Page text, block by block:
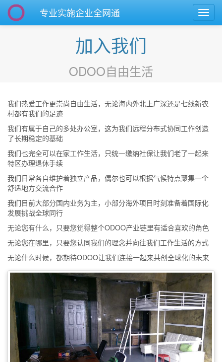
切
换
专业实施企业全网通
加入我们
ODOO自由生活
我们热爱工作更崇尚自由生活，无论海内外北上广深还是七线新农
村都有我们的足迹
我们有属于自己的多处办公室，这为我们远程分布式协同工作创造
了长期稳定的基础
我们也完全可以在家工作生活，只统一缴纳社保让我们老了一起来
特区办理退休手续
我们日常各自维护着独立产品，偶尔也可以根据气候特点聚集一个
舒适地方交流合作
我们目前大部分国内业务为主，小部分海外项目时刻准备着国际化
发展挑战全球同行
无论您有什么，只要您觉得整个ODOO产业链里有适合喜欢的角色
无论您在哪里，只要您认同我们的理念并向往我们工作生活的方式
无论什么时候，都期待ODOO让我们连接一起来共创全球化的未来